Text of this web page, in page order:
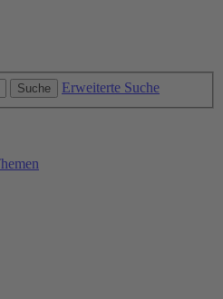
Suche Erweiterte Suche